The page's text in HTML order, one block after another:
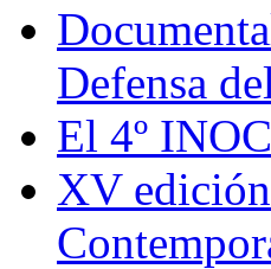
Defensa
El 4º
XV